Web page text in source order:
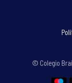
© Colegio